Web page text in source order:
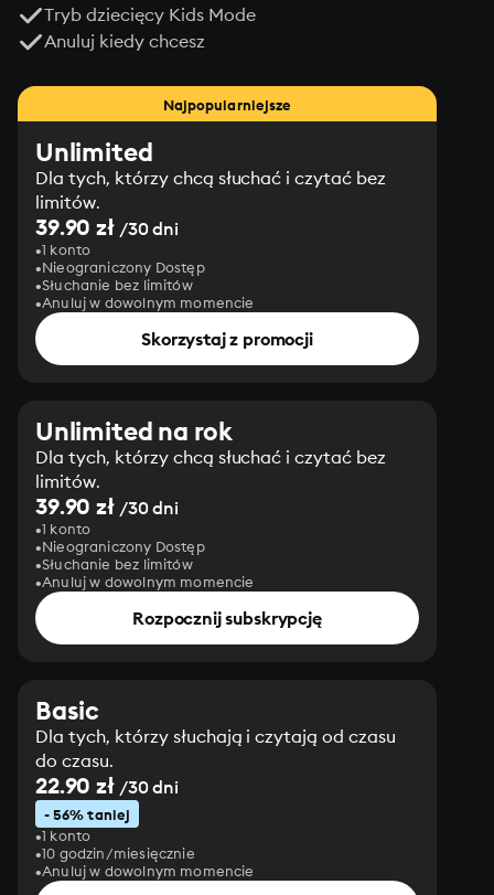
Tryb dziecięcy Kids Mode
Anuluj kiedy chcesz
Najpopularniejsze
Unlimited
Dla tych, którzy chcą słuchać i czytać bez
limitów.
39.90 zł/30 dni
1 konto
Nieograniczony Dostęp
Słuchanie bez limitów
Anuluj w dowolnym momencie
Skorzystaj z promocji
Unlimited na rok
Dla tych, którzy chcą słuchać i czytać bez
limitów.
39.90 zł/30 dni
1 konto
Nieograniczony Dostęp
Słuchanie bez limitów
Anuluj w dowolnym momencie
Rozpocznij subskrypcję
Basic
Dla tych, którzy słuchają i czytają od czasu
do czasu.
22.90 zł/30 dni
- 56% taniej
1 konto
10 godzin/miesięcznie
Anuluj w dowolnym momencie